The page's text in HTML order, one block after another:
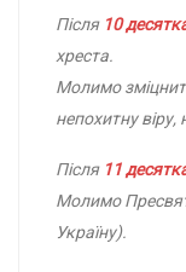
Після 10
хреста.
Молимо
непохитну віру,
Після 11
Молимо
Україну).